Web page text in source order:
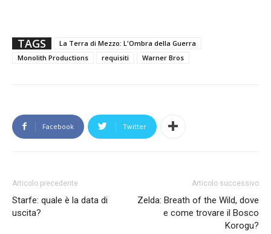
TAGS
La Terra di Mezzo: L'Ombra della Guerra
Monolith Productions
requisiti Warner Bros
Facebook Twitter
Articolo precedente
Starfe: quale è la data di
uscita?
Articolo successivo
Zelda: Breath of the Wild, dove
e come trovare il Bosco
Korogu?